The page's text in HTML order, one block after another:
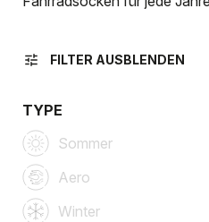
tune FILTER AUSBLENDEN
TYPE
Sommer
Aero
Winter